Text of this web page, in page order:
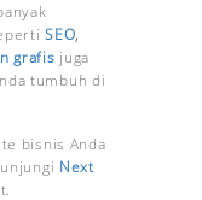
SEO,
grafis juga
tumbuh di
bisnis Anda
Next